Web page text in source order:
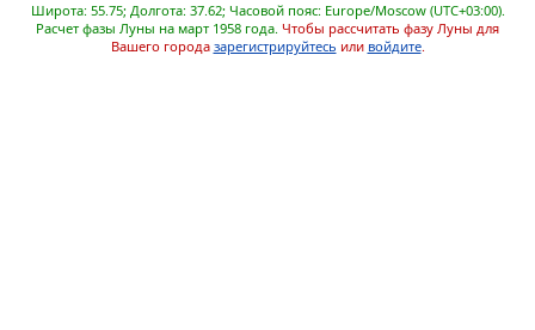
Широта: 55.75; Долгота: 37.62; Часовой пояс: Europe/Moscow (UTC+03:00).
Расчет фазы Луны на март 1958 года. Чтобы рассчитать фазу Луны для
Вашего города зарегистрируйтесь или войдите.